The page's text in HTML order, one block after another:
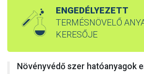
ENGEDÉLYEZETT
TERMÉSNÖVELŐ
KERESŐJE
Növényvédő szer hatóanyagok